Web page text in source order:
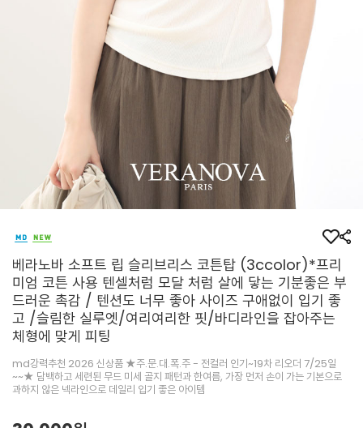
베라노바 소프트 립 슬리브리스 코튼탑 (3ccolor)*프리
미엄 코튼 사용 텐셀처럼 모달 처럼 살에 닿는 기분좋은 부
드러운 촉감 / 텐션도 너무 좋아 사이즈 구애없이 입기 좋
고 /슬림한 실루엣/여리여리한 핏/바디라인을 잡아주는
체형에 맞게 피팅
md강력추천 2026 신상품 ★주.문.대.폭.주 - 전컬러 인기~19차 리오더 7/25일
~~★ 담백하고 세련된 무드 미세 골지 패턴과 한여름, 가장 먼저 손이 가는 기본으로
과하지 않은 넥라인으로 데일리 입기 좋은 아이템